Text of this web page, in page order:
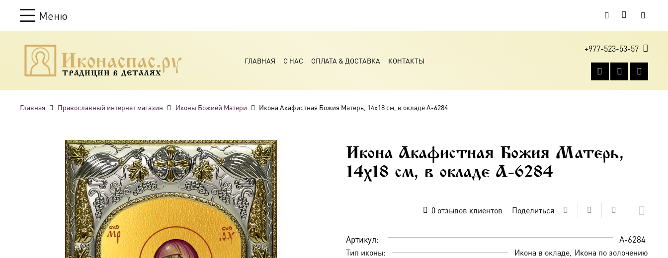
Меню
ТРАДИЦИИ В ДЕТАЛЯХ
ГЛАВНАЯ О НАС ОПЛАТА & ДОСТАВКА КОНТАКТЫ
+977-523-53-57
Главная Православный интернет магазин Иконы Божией Матери Икона Акафистная Божия Матерь, 14х18 см, в окладе A-6284
Икона Акафистная Божия Матерь,
14х18 см, в окладе A-6284
0отзывов клиентов Поделиться
Артикул: A-6284
Тип иконы: Икона в окладе Икона по золочению